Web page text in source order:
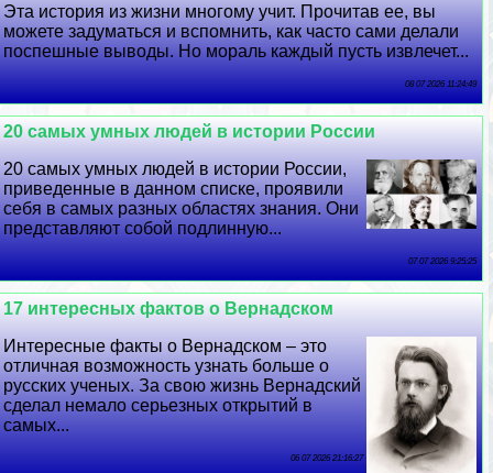
Эта история из жизни многому учит. Прочитав ее, вы
можете задуматься и вспомнить, как часто сами делали
поспешные выводы. Но мораль каждый пусть извлечет...
08 07 2026 11:24:49
20 самых умных людей в истории России
20 самых умных людей в истории России,
приведенные в данном списке, проявили
себя в самых разных областях знания. Они
представляют собой подлинную...
07 07 2026 9:25:25
17 интересных фактов о Вернадском
Интересные факты о Вернадском – это
отличная возможность узнать больше о
русских ученых. За свою жизнь Вернадский
сделал немало серьезных открытий в
самых...
06 07 2026 21:16:27